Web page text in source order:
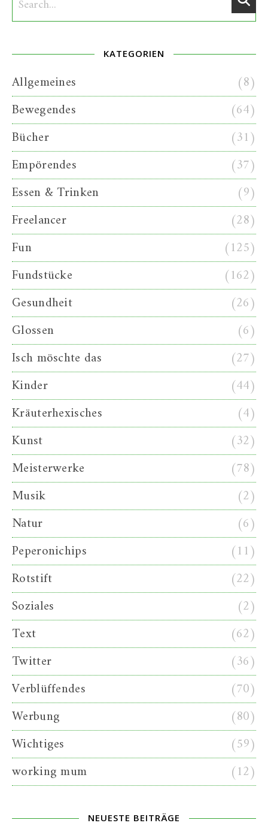
KATEGORIEN
Allgemeines
(8)
Bewegendes
(64)
Bücher
(31)
Empörendes
(37)
Essen & Trinken
(9)
Freelancer
(28)
Fun
(125)
Fundstücke
(162)
Gesundheit
(26)
Glossen
(6)
Isch möschte das
(27)
Kinder
(44)
Kräuterhexisches
(4)
Kunst
(32)
Meisterwerke
(78)
Musik
(2)
Natur
(6)
Peperonichips
(11)
Rotstift
(22)
Soziales
(2)
Text
(62)
Twitter
(36)
Verblüffendes
(70)
Werbung
(80)
Wichtiges
(59)
working mum
(12)
NEUESTE BEITRÄGE